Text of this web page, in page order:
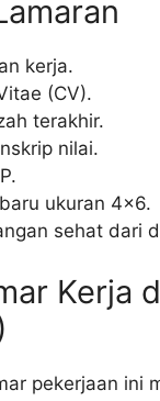
kerja.
(CV).
terakhir.
nilai.
ukuran 4×6.
sehat dari
Kerja
pekerjaan ini